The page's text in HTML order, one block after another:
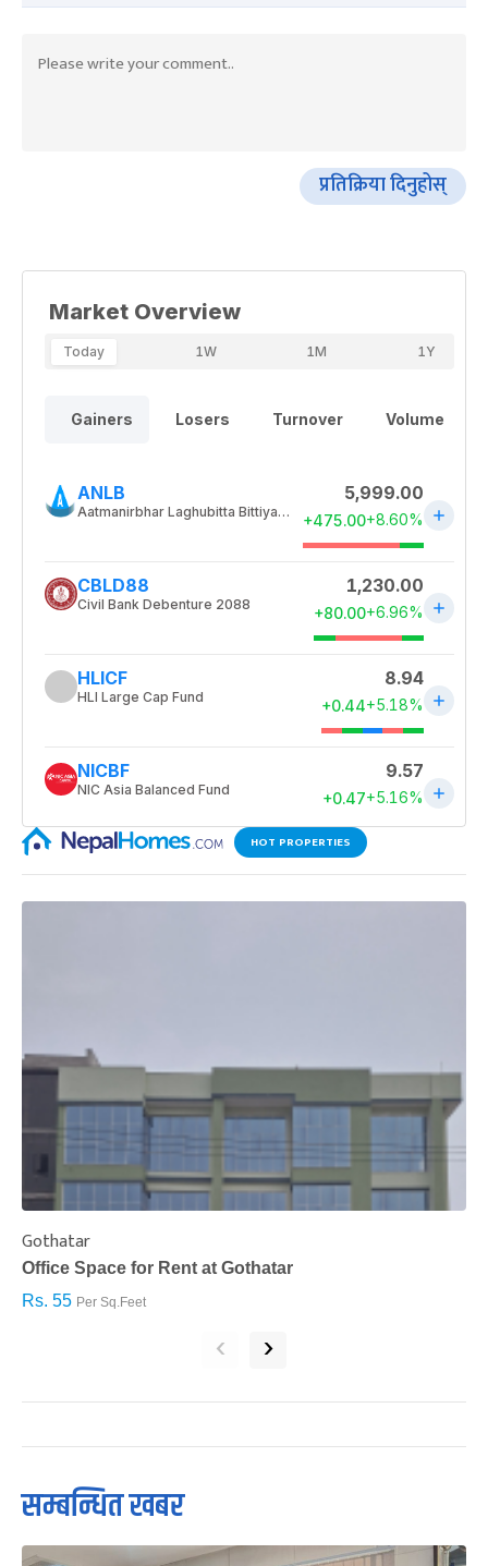
प्रतिक्रिया दिनुहोस्
HOT PROPERTIES
Gothatar
Office Space for Rent at Gothatar
Rs. 55 Per Sq.Feet
‹ ›
सम्बन्धित खबर